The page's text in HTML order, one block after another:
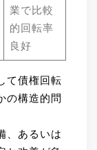
業で比較
的回転率
良好
て債権回転
の構造的問
、あるいは